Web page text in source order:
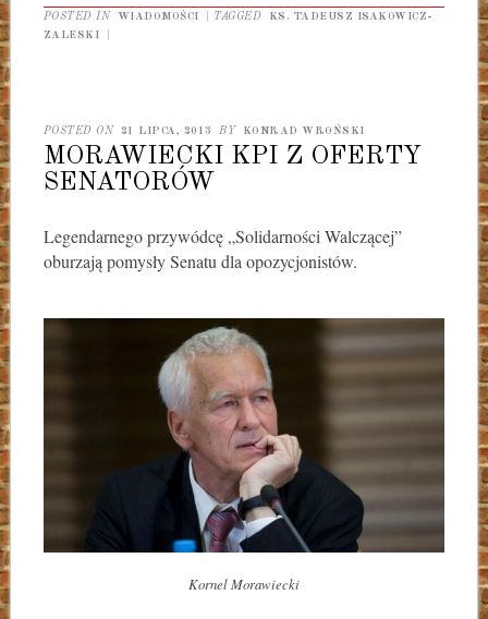
POSTED IN WIADOMOŚCI TAGGED
KS. TADEUSZ ISAKOWICZ-
ZALESKI
POSTED ON 21 LIPCA, 2013 BY KONRAD WROŃSKI
MORAWIECKI KPI Z OFERTY
SENATORÓW
Legendarnego przywódcę „Solidarności Walczącej”
oburzają pomysły Senatu dla opozycjonistów.
Kornel Morawiecki